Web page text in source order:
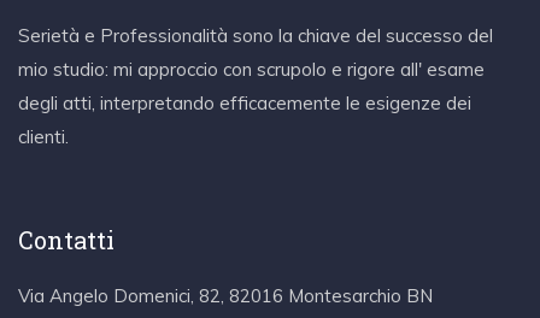
Serietà e Professionalità sono la chiave del successo del
mio studio: mi approccio con scrupolo e rigore all' esame
degli atti, interpretando efficacemente le esigenze dei
clienti.
Contatti
Via Angelo Domenici, 82, 82016 Montesarchio BN